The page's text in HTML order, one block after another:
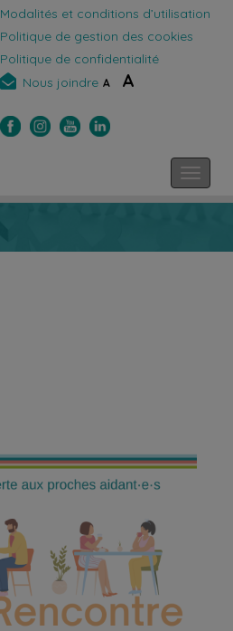
Modalités et conditions d’utilisation
Politique de gestion des cookies
Politique de confidentialité
Nous joindre A A